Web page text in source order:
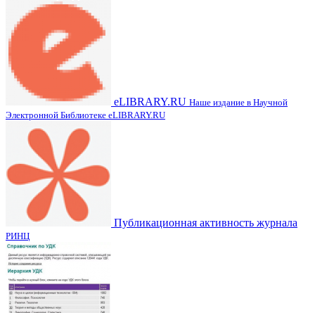
eLIBRARY.RU Наше издание в Научной
Электронной Библиотеке eLIBRARY.RU
Публикационная активность журнала
РИНЦ